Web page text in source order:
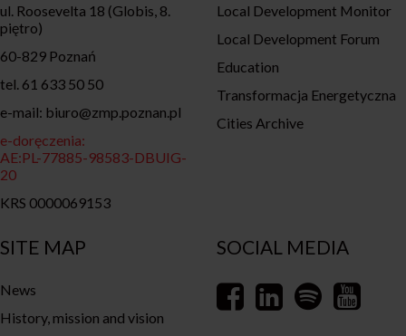
SITE MAP
News
History, mission and vision
ul. Roosevelta 18 (Globis, 8.
piętro)
60-829 Poznań
tel. 61 633 50 50
e-mail: biuro@zmp.poznan.pl
e-doręczenia:
AE:PL-77885-98583-DBUIG-
20
KRS 0000069153
Local Development Monitor
Local Development Forum
Education
Transformacja Energetyczna
Cities Archive
SOCIAL MEDIA